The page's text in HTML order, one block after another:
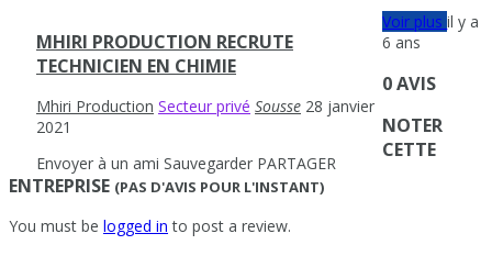
MHIRI PRODUCTION RECRUTE
TECHNICIEN EN CHIMIE
Mhiri Production Secteur privé Sousse 28 janvier
2021
Envoyer à un ami Sauvegarder PARTAGER
Voir plusil y a
6 ans
0 AVIS
NOTER
CETTE
ENTREPRISE (PAS D'AVIS POUR L'INSTANT)
You must be logged in to post a review.